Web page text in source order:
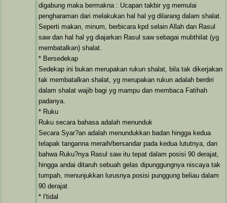
digabung maka bermakna : Ucapan takbir yg memulai
pengharaman dari melakukan hal hal yg dilarang dalam shalat.
Seperti makan, minum, berbicara kpd selain Allah dan Rasul
saw dan hal hal yg diajarkan Rasul saw sebagai mubthilat (yg
membatalkan) shalat.
* Bersedekap
Sedekap ini bukan merupakan rukun shalat, bila tak dikerjakan
tak membatalkan shalat, yg merupakan rukun adalah berdiri
dalam shalat wajib bagi yg mampu dan membaca Fatihah
padanya.
* Ruku
Ruku secara bahasa adalah menunduk
Secara Syar?an adalah menundukkan badan hingga kedua
telapak tanganna meraih/bersandar pada kedua lututnya, dan
bahwa Ruku?nya Rasul saw itu tepat dalam posisi 90 derajat,
hingga andai ditaruh sebuah gelas dipunggungnya niscaya tak
tumpah, menunjukkan lurusnya posisi punggung beliau dalam
90 derajat
* I'tidal